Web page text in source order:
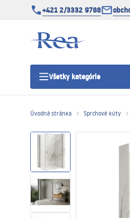
+421 2/3332 9788
Všetky kategórie
Sprchové dvere
Sprchové vaničky
Sprchové žľaby
Úvodná stránka Sprchové kúty